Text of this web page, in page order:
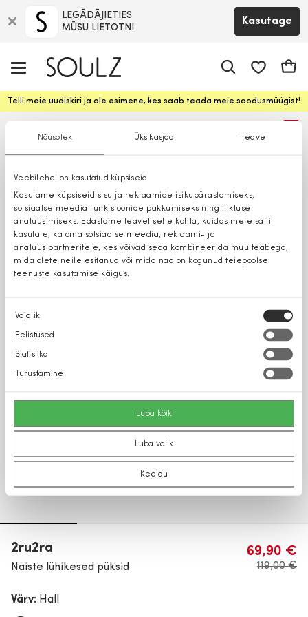
Nõusolek Üksikasjad Teave
Veebilehel on kasutatud küpsiseid.
Kasutame küpsiseid sisu ja reklaamide isikupärastamiseks,
sotsiaalse meedia funktsioonide pakkumiseks ning liikluse
analüüsimiseks. Edastame teavet selle kohta, kuidas meie saiti
kasutate, ka oma sotsiaalse meedia, reklaami- ja
analüüsipartneritele, kes võivad seda kombineerida muu teabega,
mida olete neile esitanud või mida nad on kogunud teiepoolse
teenuste kasutamise käigus.
Nõusoleku
valik
Vajalik
Eelistused
Statistika
Turustamine
Luba kõik
Luba valik
Keeldu
LEGĀDĀJIETIES
MŪSU LIETOTNI
Kasutage
Telli meie uudiskiri ja ole esimene, kes saab teada meie soodusmüügist!
2ru2ra
Naiste lühikesed püksid
69,90 €
119,00 €
Värv: Hall